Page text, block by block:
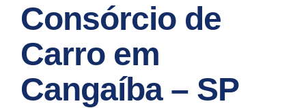
Consórcio de
Carro em
Cangaíba – SP